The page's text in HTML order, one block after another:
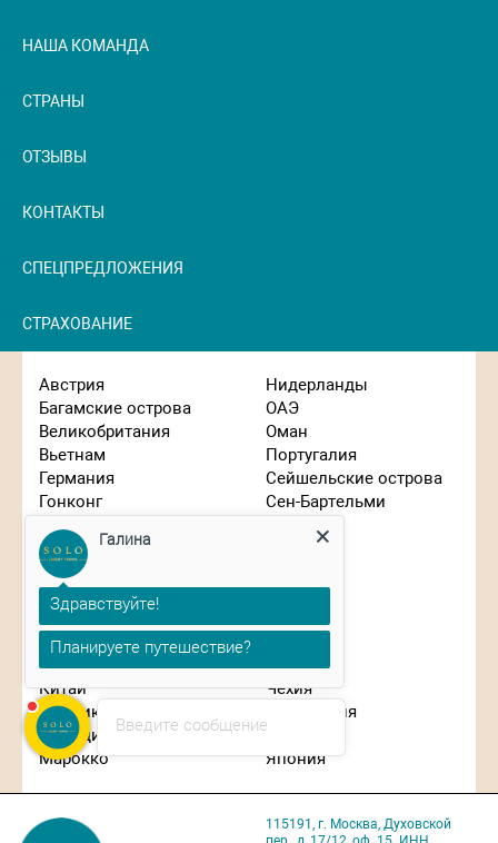
НАША КОМАНДА
СТРАНЫ
ОТЗЫВЫ
КОНТАКТЫ
СПЕЦПРЕДЛОЖЕНИЯ
СТРАХОВАНИЕ
Австрия
Багамские острова
Великобритания
Вьетнам
Германия
Гонконг
Греция
Израиль
Индонезия
Иордания
Испания
Италия
Кипр
Китай
Маврикий
Мальдивы
Марокко
Нидерланды
ОАЭ
Оман
Португалия
Сейшельские острова
Сен-Бартельми
Словения
Таиланд
Танзания
Франция
Чехия
Швейцария
ЮАР
Япония
115191, г. Москва, Духовской
Введите сообщение
Галина
Здравствуйте!
Планируете путешествие?